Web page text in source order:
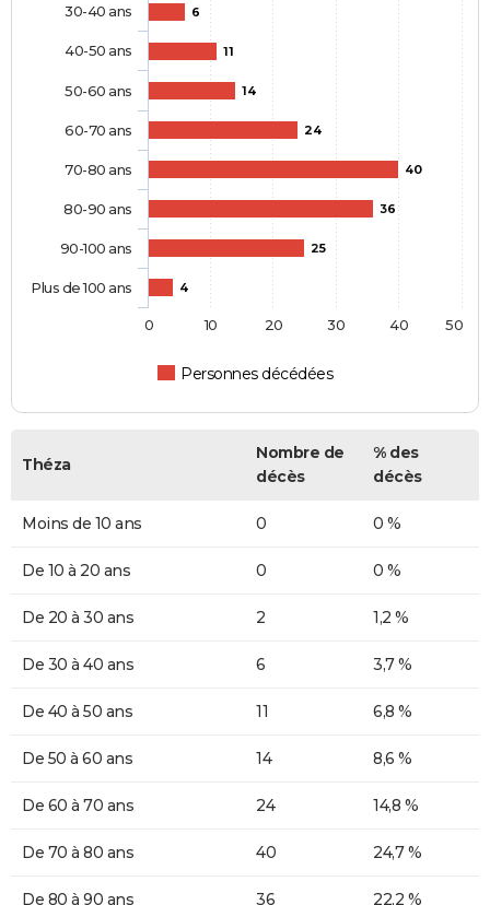
6
11
14
24
40
36
25
4
Personnes décédées
30-40 ans
40-50 ans
50-60 ans
60-70 ans
70-80 ans
80-90 ans
90-100 ans
Plus de 100 ans
0 10 20 30 40 50
Théza
Nombre de
décès
% des
décès
Moins de 10 ans 0 0 %
De 10 à 20 ans 0 0 %
De 20 à 30 ans 2 1,2 %
De 30 à 40 ans 6 3,7 %
De 40 à 50 ans 11 6,8 %
De 50 à 60 ans 14 8,6 %
De 60 à 70 ans 24 14,8 %
De 70 à 80 ans 40 24,7 %
De 80 à 90 ans 36 22,2 %